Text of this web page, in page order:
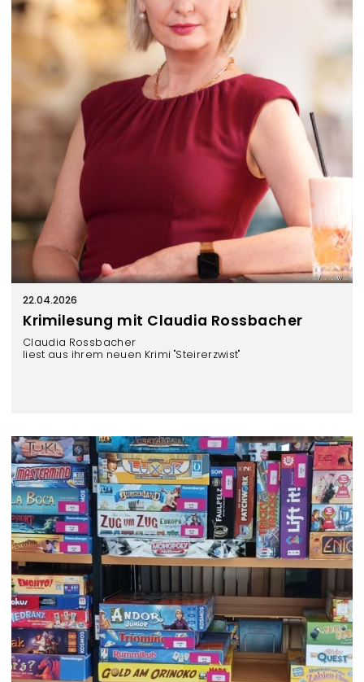
Lucija Nowak
22.04.2026
Krimilesung mit Claudia Rossbacher
Claudia Rossbacher
liest aus ihrem neuen Krimi "Steirerzwist"